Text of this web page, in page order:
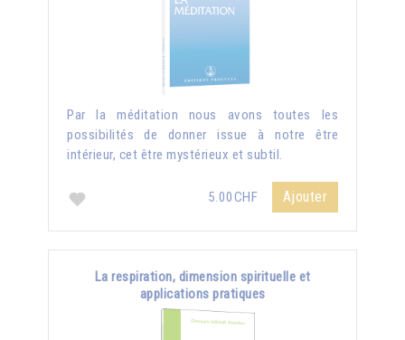
Par la méditation nous avons toutes les
possibilités de donner issue à notre être
intérieur, cet être mystérieux et subtil.
5.00CHF Ajouter
La respiration, dimension spirituelle et
applications pratiques